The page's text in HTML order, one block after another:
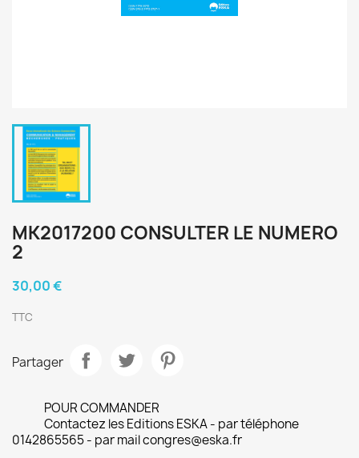
MK2017200 CONSULTER LE NUMERO
2
30,00 €
TTC
Partager
POUR COMMANDER
Contactez les Editions ESKA - par téléphone
0142865565 - par mail congres@eska.fr